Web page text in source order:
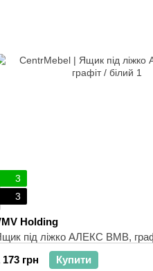
3
3
Holding
під ліжко АЛЕКС ВМВ,
173 грн
Купити